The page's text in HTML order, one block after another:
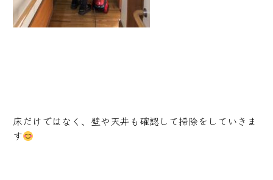
床だけではなく、壁や天井も確認して掃除をしていきま
す